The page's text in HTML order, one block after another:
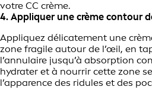
votre CC crème.
4. Appliquer une crème contour
Appliquez délicatement une
zone fragile autour de l’œil, en
l’annulaire jusqu’à absorption
hydrater et à nourrir cette zone
l’apparence des ridules et des